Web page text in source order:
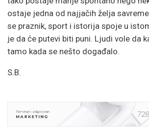
ostaje jedna od najjačih želja
se praznik, sport i istorija spoje u
je da će putevi biti puni. Ljudi vole da
tamo kada se nešto događalo.
S.B.